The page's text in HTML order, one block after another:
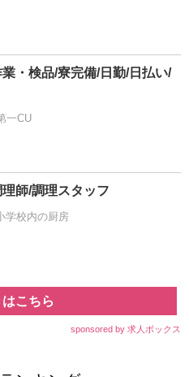
・検品/寮完備/日勤/日払い/
一CU
師/調理スタッフ
学校内の厨房
こちら
sponsored by 求人ボックス